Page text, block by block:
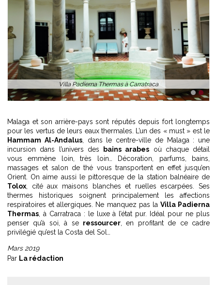
Villa Padierna Thermas à Carratraca
1 2
Malaga et son arrière-pays sont réputés depuis fort longtemps
pour les vertus de leurs eaux thermales. L’un des « must » est le
Hammam Al-Andalus, dans le centre-ville de Malaga : une
incursion dans l’univers des
bains arabes où chaque détail
vous emmène loin, très loin… Décoration, parfums, bains,
massages et salon de thé vous transportent en effet jusqu’en
Orient. On aime aussi le pittoresque de la station balnéaire de
Tolox, cité aux maisons blanches et ruelles escarpées. Ses
thermes historiques soignent principalement les affections
respiratoires et allergiques. Ne manquez pas la Villa Padierna
Thermas, à Carratraca : le luxe à l’état pur. Idéal pour ne plus
penser qu’à soi, à se ressourcer, en profitant de ce cadre
privilégié qu’est la Costa del Sol…
Mars 2019
Par La rédaction